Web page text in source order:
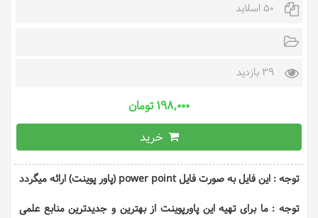
50 اسلاید
39 بازدید
۱۹۸,۰۰۰ تومان
خرید
توجه : این فایل به صورت فایل power point (پاور پوینت) ارائه میگردد
توجه : ما برای تهیه این پاورپوینت از بهترین و جدیدترین منابع علمی